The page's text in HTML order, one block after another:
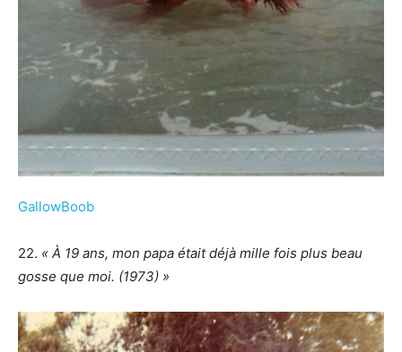
GallowBoob
22. « À 19 ans, mon papa était déjà mille fois plus beau
gosse que moi. (1973) »